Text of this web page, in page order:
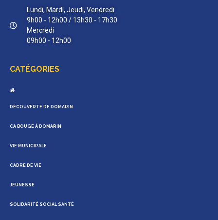
Lundi, Mardi, Jeudi, Vendredi
9h00 - 12h00 / 13h30 - 17h30
Mercredi
09h00 - 12h00
CATÉGORIES
DÉCOUVERTE DE DOMARIN
CA BOUGE À DOMARIN
VIE MUNICIPALE
CADRE DE VIE
JEUNESSE
SOLIDARITÉ SOCIAL SANTÉ